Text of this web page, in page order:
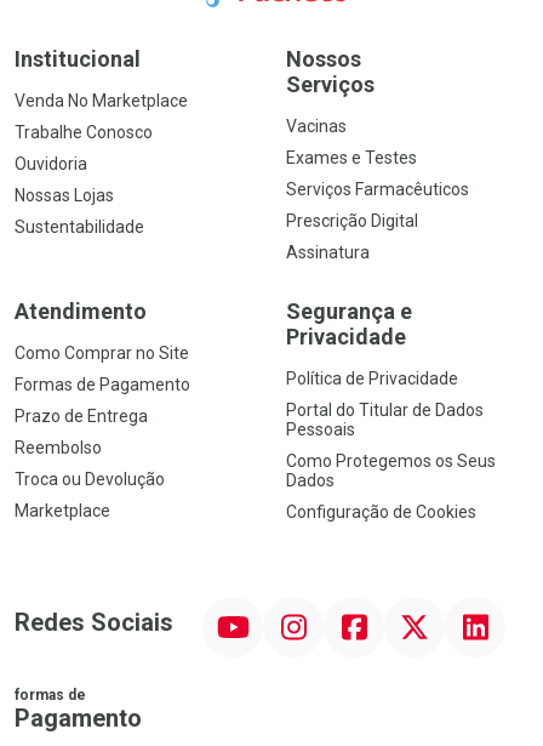
Institucional
Venda No Marketplace
Trabalhe Conosco
Ouvidoria
Nossas Lojas
Sustentabilidade
Nossos
Serviços
Vacinas
Exames e Testes
Serviços Farmacêuticos
Prescrição Digital
Assinatura
Atendimento
Como Comprar no Site
Formas de Pagamento
Prazo de Entrega
Reembolso
Troca ou Devolução
Marketplace
Segurança e
Privacidade
Política de Privacidade
Portal do Titular de Dados
Pessoais
Como Protegemos os Seus
Dados
Configuração de Cookies
Redes Sociais InstagramFacebook Linkedin
formas de
Pagamento